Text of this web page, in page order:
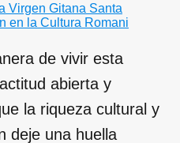
Virgen Gitana Santa
en la Cultura Romani
de vivir esta
abierta y
la riqueza cultural y
deje una huella